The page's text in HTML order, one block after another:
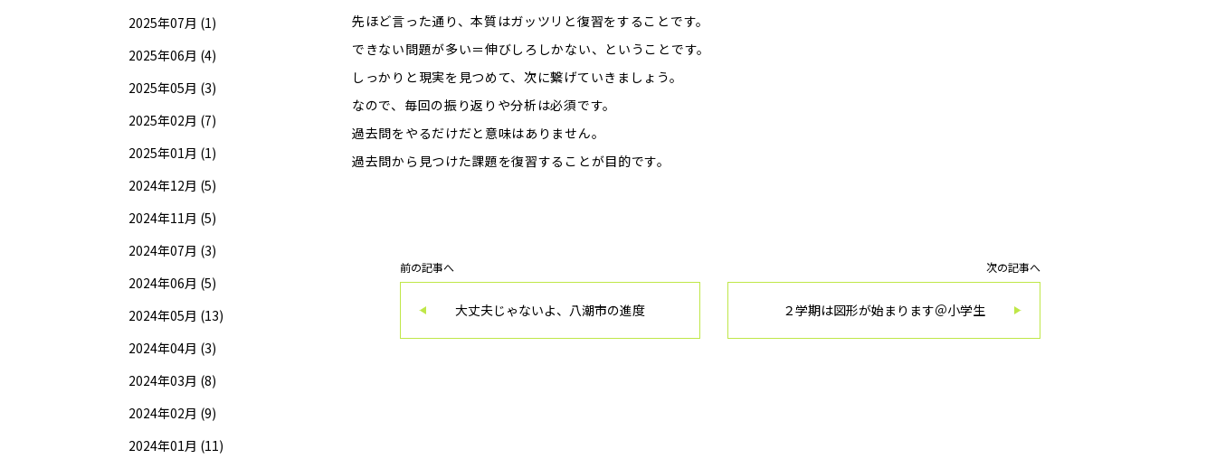
2025年07月 (1)
2025年06月 (4)
2025年05月 (3)
2025年02月 (7)
2025年01月 (1)
2024年12月 (5)
2024年11月 (5)
2024年07月 (3)
2024年06月 (5)
2024年05月 (13)
2024年04月 (3)
2024年03月 (8)
2024年02月 (9)
2024年01月 (11)
先ほど言った通り、本質はガッツリと復習をすることです。
できない問題が多い＝伸びしろしかない、ということです。
しっかりと現実を見つめて、次に繋げていきましょう。
なので、毎回の振り返りや分析は必須です。
過去問をやるだけだと意味はありません。
過去問から見つけた課題を復習することが目的です。
前の記事へ
大丈夫じゃないよ、八潮市の進度
次の記事へ
２学期は図形が始まります＠小学生